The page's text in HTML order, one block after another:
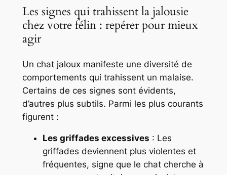
Les signes qui trahissent la jalousie
chez votre félin : repérer pour mieux
agir
Un chat jaloux manifeste une diversité de
comportements qui trahissent un malaise.
Certains de ces signes sont évidents,
d’autres plus subtils. Parmi les plus courants
figurent :
Les griffades excessives : Les
griffades deviennent plus violentes et
fréquentes, signe que le chat cherche à